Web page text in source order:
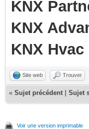
KNX
KNX
KNX
Site web Trouver
« Sujet précédent Sujet
Voir une version imprimable